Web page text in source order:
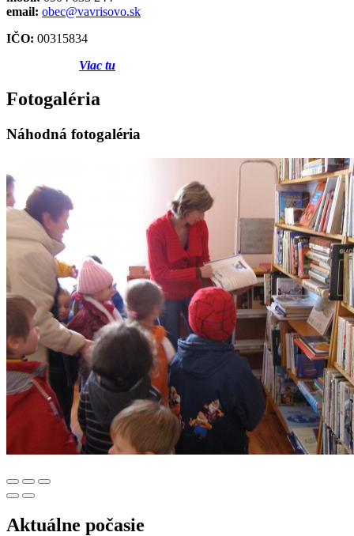
email: obec@vavrisovo.sk
IČO: 00315834
Viac tu
Fotogaléria
Náhodná fotogaléria
Aktuálne počasie